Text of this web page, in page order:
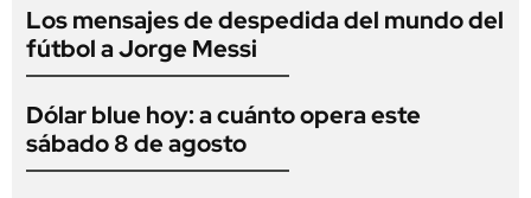
Los mensajes de despedida del mundo del
fútbol a Jorge Messi
Dólar blue hoy: a cuánto opera este
sábado 8 de agosto